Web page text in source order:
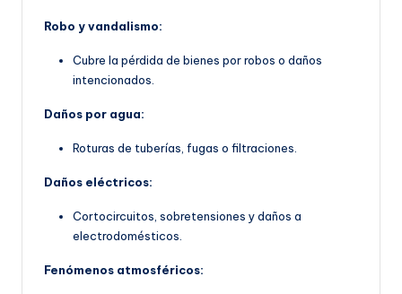
Robo y vandalismo:
Cubre la pérdida de bienes por robos o daños
intencionados.
Daños por agua:
Roturas de tuberías, fugas o filtraciones.
Daños eléctricos:
Cortocircuitos, sobretensiones y daños a
electrodomésticos.
Fenómenos atmosféricos: